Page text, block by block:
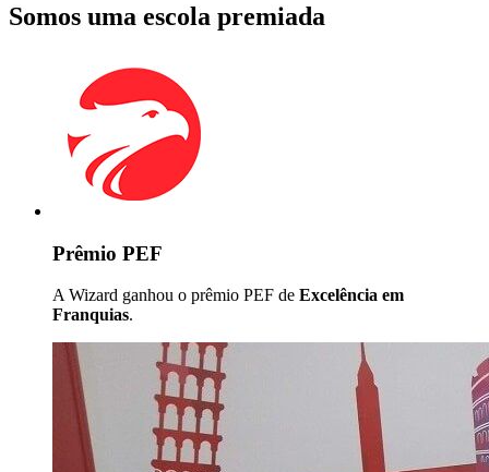
Somos uma escola premiada
Prêmio PEF
A Wizard ganhou o prêmio PEF de Excelência em
Franquias.